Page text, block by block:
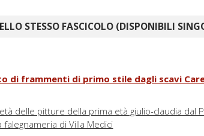
STESSO FASCICOLO (DISPONIBILI
di frammenti di primo stile dagli scavi
delle pitture della prima età giulio-claudia dal
falegnameria di Villa Medici